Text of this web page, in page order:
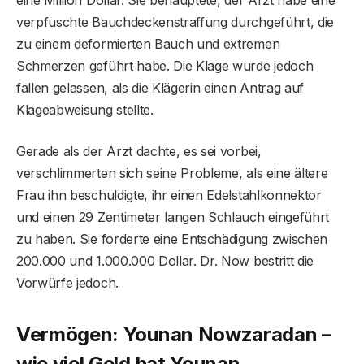
verpfuschte Bauchdeckenstraffung durchgeführt, die
zu einem deformierten Bauch und extremen
Schmerzen geführt habe. Die Klage wurde jedoch
fallen gelassen, als die Klägerin einen Antrag auf
Klageabweisung stellte.
Gerade als der Arzt dachte, es sei vorbei,
verschlimmerten sich seine Probleme, als eine ältere
Frau ihn beschuldigte, ihr einen Edelstahlkonnektor
und einen 29 Zentimeter langen Schlauch eingeführt
zu haben. Sie forderte eine Entschädigung zwischen
200.000 und 1.000.000 Dollar. Dr. Now bestritt die
Vorwürfe jedoch.
Vermögen: Younan Nowzaradan –